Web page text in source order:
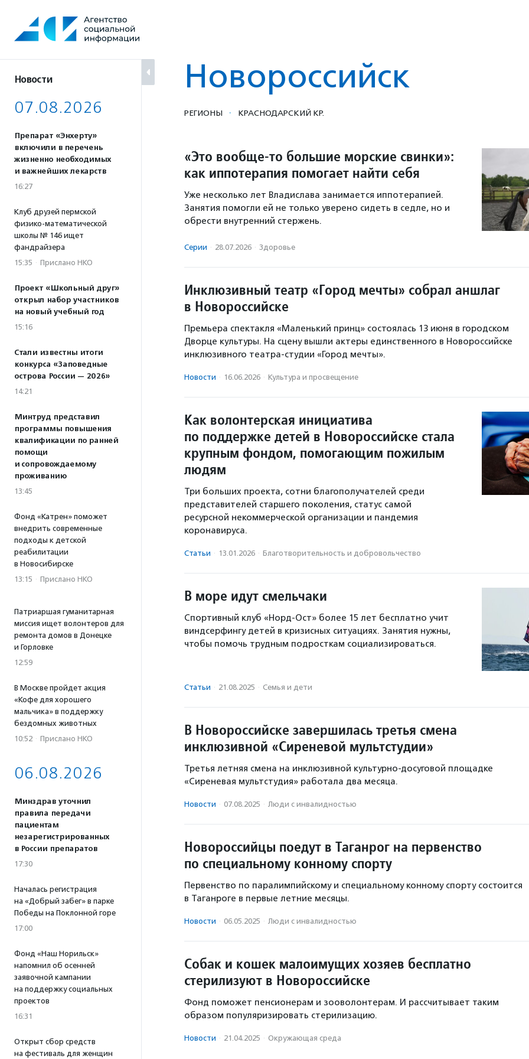
содержанию
Новости
07.08.2026
Препарат «Энхерту»
включили в перечень
жизненно необходимых
и важнейших лекарств
16:27
Клуб друзей пермской
физико-математической
школы № 146 ищет
фандрайзера
15:35 · Прислано НКО
Проект «Школьный друг»
открыл набор участников
на новый учебный год
15:16
Стали известны итоги
конкурса «Заповедные
острова России — 2026»
14:21
Минтруд представил
программы повышения
квалификации по ранней
помощи
и сопровождаемому
проживанию
13:45
Фонд «Катрен» поможет
внедрить современные
подходы к детской
реабилитации
в Новосибирске
13:15 · Прислано НКО
Патриаршая гуманитарная
миссия ищет волонтеров для
ремонта домов в Донецке
и Горловке
12:59
В Москве пройдет акция
«Кофе для хорошего
мальчика» в поддержку
бездомных животных
10:52 · Прислано НКО
06.08.2026
Минздрав уточнил
правила передачи
пациентам
незарегистрированных
в России препаратов
17:30
Началась регистрация
на «Добрый забег» в парке
Победы на Поклонной горе
17:00
Фонд «Наш Норильск»
напомнил об осенней
заявочной кампании
на поддержку социальных
проектов
16:31
Открыт сбор средств
на фестиваль для женщин
Новороссийск
РЕГИОНЫ · КРАСНОДАРСКИЙ КР.
«Это вообще-то большие морские свинки»:
как иппотерапия помогает найти себя
Уже несколько лет Владислава занимается иппотерапией.
Занятия помогли ей не только уверено сидеть в седле, но и
обрести внутренний стержень.
Серии · 28.07.2026 · Здоровье
Инклюзивный театр «Город мечты» собрал аншлаг
в Новороссийске
Премьера спектакля «Маленький принц» состоялась 13 июня в городском
Дворце культуры. На сцену вышли актеры единственного в Новороссийске
инклюзивного театра-студии «Город мечты».
Новости · 16.06.2026 · Культура и просвещение
Как волонтерская инициатива
по поддержке детей в Новороссийске стала
крупным фондом, помогающим пожилым
людям
Три больших проекта, сотни благополучателей среди
представителей старшего поколения, статус самой
ресурсной некоммерческой организации и пандемия
коронавируса.
Статьи · 13.01.2026 · Благотвори­тель­ность и доброволь­чест­во
В море идут смельчаки
Спортивный клуб «Норд-Ост» более 15 лет бесплатно учит
виндсерфингу детей в кризисных ситуациях. Занятия нужны,
чтобы помочь трудным подросткам социализироваться.
Статьи · 21.08.2025 · Семья и дети
В Новороссийске завершилась третья смена
инклюзивной «Сиреневой мультстудии»
Третья летняя смена на инклюзивной культурно-досуговой площадке
«Сиреневая мультстудия» работала два месяца.
Новости · 07.08.2025 · Люди с инвалидностью
Новороссийцы поедут в Таганрог на первенство
по специальному конному спорту
Первенство по паралимпийскому и специальному конному спорту состоится
в Таганроге в первые летние месяцы.
Новости · 06.05.2025 · Люди с инвалидностью
Собак и кошек малоимущих хозяев бесплатно
стерилизуют в Новороссийске
Фонд поможет пенсионерам и зооволонтерам. И рассчитывает таким
образом популяризировать стерилизацию.
Новости · 21.04.2025 · Окружающая среда